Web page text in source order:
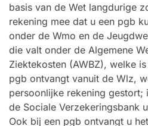
basis van de Wet langdurige
rekening mee dat u een pgb
onder de Wmo en de
die valt onder de Algemene
Ziektekosten (AWBZ), welke
pgb ontvangt vanuit de Wlz,
persoonlijke rekening gestort;
de Sociale Verzekeringsbank
Ook bij een pgb ontvangt u